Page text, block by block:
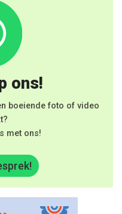
ons!
boeiende foto of video
met ons!